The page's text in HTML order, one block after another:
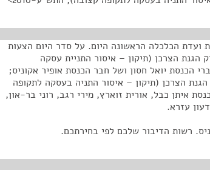
ועדת הכלכלה הראשונה היום. על סדר היום הצעות
הגנת הצרכן (תיקון – איסור התניית עסקה
הכנסת יואל חסון ושל חבר הכנסת אופיר אקוניס;
הצרכן (תיקון – איסור התניה בעסקה לתקופה
של חבר הכנסת איתן כבל, אורית זוארץ, מירי רגב, רוני בר-און,
עזרא.
רשות הדיבור שלכם לפי בחירתכם.